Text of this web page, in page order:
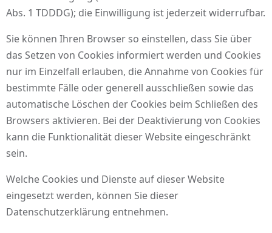
Abs. 1 TDDDG); die Einwilligung ist jederzeit widerrufbar.
Sie können Ihren Browser so einstellen, dass Sie über
das Setzen von Cookies informiert werden und Cookies
nur im Einzelfall erlauben, die Annahme von Cookies für
bestimmte Fälle oder generell ausschließen sowie das
automatische Löschen der Cookies beim Schließen des
Browsers aktivieren. Bei der Deaktivierung von Cookies
kann die Funktionalität dieser Website eingeschränkt
sein.
Welche Cookies und Dienste auf dieser Website
eingesetzt werden, können Sie dieser
Datenschutzerklärung entnehmen.